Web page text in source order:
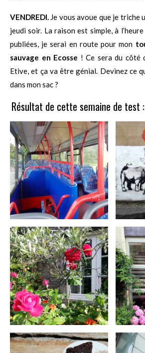
VENDREDI. Je vous avoue que je triche
jeudi soir. La raison est simple, à
publiées, je serai en route pour mon
sauvage en Ecosse ! Ce sera du côté
Etive, et ça va être génial. Devinez ce
dans mon sac ?
Résultat de cette semaine de test